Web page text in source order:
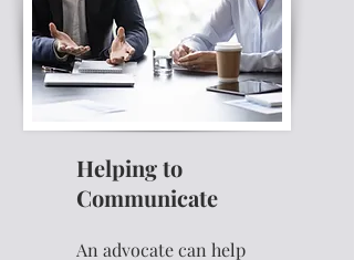
Helping to
Communicate
An advocate can help